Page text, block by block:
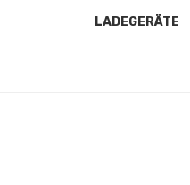
LADEGERÄTE